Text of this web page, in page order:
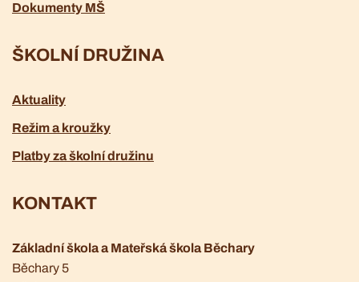
Dokumenty MŠ
ŠKOLNÍ DRUŽINA
Aktuality
Režim a kroužky
Platby za školní družinu
KONTAKT
Základní škola a Mateřská škola Běchary
Běchary 5